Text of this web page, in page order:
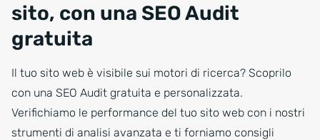
sito, con una SEO Audit
gratuita
Il tuo sito web è visibile sui motori di ricerca? Scoprilo
con una SEO Audit gratuita e personalizzata.
Verifichiamo le performance del tuo sito web con i nostri
strumenti di analisi avanzata e ti forniamo consigli